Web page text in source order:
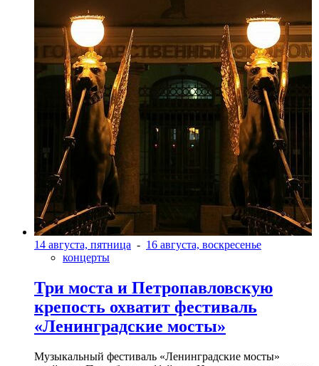
14 августа, пятница - 16 августа, воскресенье
концерты
Три моста и Петропавловскую
крепость охватит фестиваль
«Ленинградские мосты»
Музыкальный фестиваль «Ленинградские мосты»